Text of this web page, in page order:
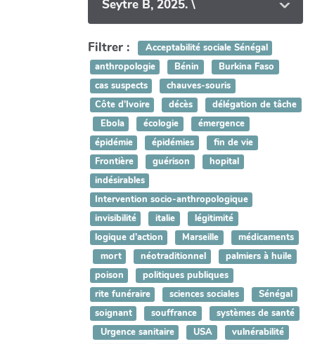
Seytre B, 2025. \
Filtrer :
Acceptabilité sociale Sénégal
anthropologie
Bénin
Burkina Faso
cas suspects
chauves-souris
Côte d’Ivoire
décès
délégation de tâche
Ebola
écologie
émergence
épidémie
épidémies
fin de vie
Frontière
guérison
hopital
indésirables
Intervention socio-anthropologique
invisibilité
italie
légitimité
logique d’action
Marseille
médicaments
mort
néotraditionnel
palmiers à huile
poison
politiques publiques
rite funéraire
sciences sociales
Sénégal
soignant
souffrance
systèmes de santé
Urgence sanitaire
USA
vulnérabilité